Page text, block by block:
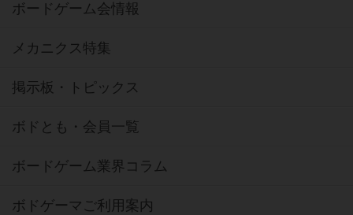
ボードゲーム会情報
メカニクス特集
掲示板・トピックス
ボドとも・会員一覧
ボードゲーム業界コラム
ボドゲーマご利用案内